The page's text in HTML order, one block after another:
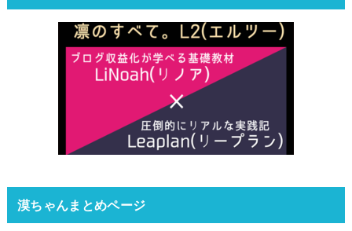
漠ちゃんまとめページ